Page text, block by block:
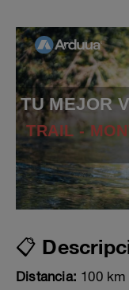
TU MEJOR
TRAIL -
📋
Distancia: 100 km